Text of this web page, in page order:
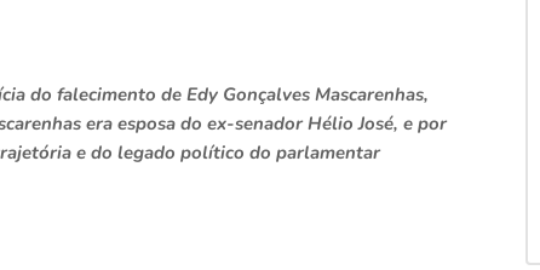
do falecimento de Edy Gonçalves Mascarenhas,
era esposa do ex-senador Hélio José, e por
e do legado político do parlamentar